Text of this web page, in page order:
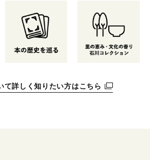
て詳しく知りたい方はこちら